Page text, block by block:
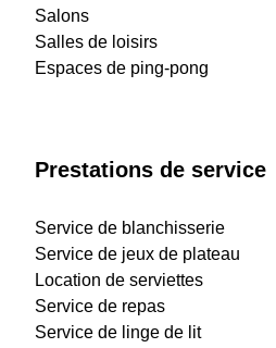
Salons
Salles de loisirs
Espaces de ping-pong
Prestations de service
Service de blanchisserie
Service de jeux de plateau
Location de serviettes
Service de repas
Service de linge de lit